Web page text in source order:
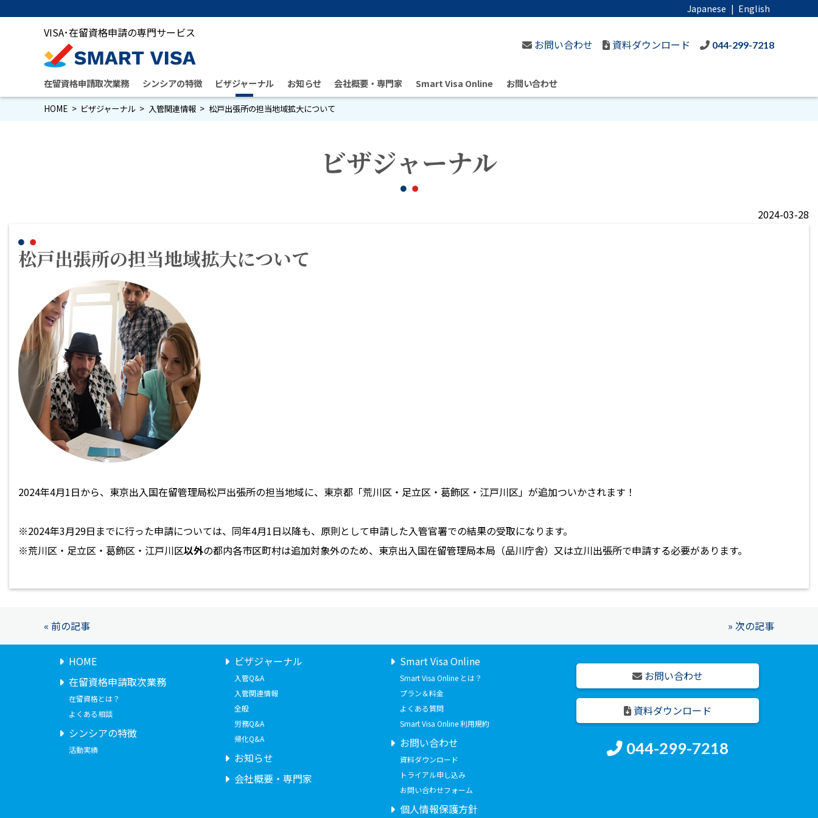
VISA･在留資格申請の専門サービス
お問い合わせ
資料ダウンロード 044-299-7218
在留資格申請取次業務 シンシアの特徴 ビザジャーナル お知らせ 会社概要・専門家 Smart Visa Online お問い合わせ
Japanese | English
HOME ビザジャーナル 入管関連情報 松戸出張所の担当地域拡大について
ビザジャーナル
2024-03-28
松戸出張所の担当地域拡大について
2024年4月1日から、東京出入国在留管理局松戸出張所の担当地域に、東京都「荒川区・足立区・葛飾区・江戸川区」が追加ついかされます！
※2024年3月29日までに行った申請については、同年4月1日以降も、原則として申請した入管官署での結果の受取になります。
※荒川区・足立区・葛飾区・江戸川区以外の都内各市区町村は追加対象外のため、東京出入国在留管理局本局（品川庁舎）又は立川出張所で申請する必要があります。
« 前の記事 » 次の記事
HOME
在留資格申請取次業務
在留資格とは？
よくある相談
シンシアの特徴
活動実績
ビザジャーナル
入管Q&A
入管関連情報
全般
労務Q&A
帰化Q&A
お知らせ
会社概要・専門家
Smart Visa Online
Smart Visa Online とは？
プラン＆料金
よくある質問
Smart Visa Online 利用規約
お問い合わせ
資料ダウンロード
トライアル申し込み
お問い合わせフォーム
個人情報保護方針
お問い合わせ
資料ダウンロード
044-299-7218